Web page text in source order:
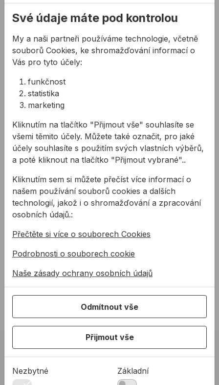
Chrání proti korozi a oxidaci
Čistota částic zinku je vyšší než 98%
Velká mechanická odolnost
Výborná přilnavost na kov
Při aplikování nestéká
Lesklý vzhled srovnatelný s klasickým
pozinkováním
Použitelné i jako základní nátěr na kov
Sprej na opravy pozinkovaných výrobků
Spreje jsou určeny zejména pro automobilový
průmysl, strojírenský průmysl a dílny
Používají se jako "pozinkování za studena"
Zinkový spreje je také možné použít k ochraně
svařovaných konstrukcí, kovových spojů,
potrubí, trubek, plotů, vrat, antén, generátorů a
dalších kovových součástí
Technické parametry:
Teplota při aplikaci: +5/+40 C°
Skladovatelnost: Chránit před přímým slunečním
Vzdálenost při aplikaci (mm): 200 – 250 mm
02 623 10 920
allmediasro (po-ne 7-22 h)
Své údaje máte pod kontrolou
My a naši partneři používáme technologie, včetně
souborů Cookies, ke shromažďování informací o
Vás pro tyto účely:
funkčnost
statistika
marketing
Kliknutím na tlačítko "Přijmout vše" souhlasíte se
všemi těmito účely. Můžete také označit, pro jaké
účely souhlasíte s použitím svých vlastních výběrů,
a poté kliknout na tlačítko "Přijmout vybrané"..
Kliknutím sem si můžete přečíst více informací o
našem používání souborů cookies a dalších
technologií, jakož i o shromažďování a zpracování
osobních údajů.:
Přečtěte si více o souborech Cookies
Podrobnosti o souborech cookie
Naše zásady ochrany osobních údajů
Odmítnout vše
Přijmout vše
Nezbytné Základní